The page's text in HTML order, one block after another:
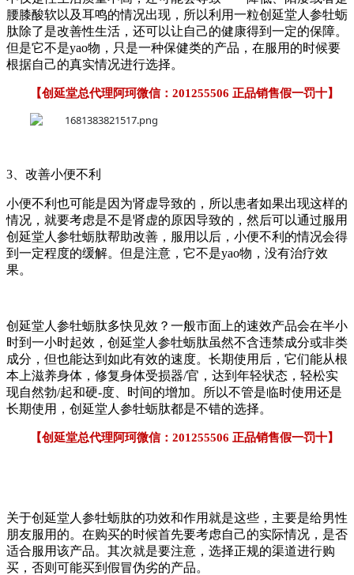
腰膝酸软以及耳鸣的情况出现，所以利用一粒创延堂人参牡蛎
肽除了是改善性生活，还可以让自己的健康得到一定的保障。
但是它不是yao物，只是一种保健类的产品，在服用的时候要
根据自己的真实情况进行选择。
【创延堂总代理阿珂微信：201255506 正品销售假一罚十】
3、改善小便不利
小便不利也可能是因为肾虚导致的，所以患者如果出现这样的
情况，就要考虑是不是肾虚的原因导致的，然后可以通过服用
创延堂人参牡蛎肽帮助改善，服用以后，小便不利的情况会得
到一定程度的缓解。但是注意，它不是yao物，没有治疗效
果。
创延堂人参牡蛎肽多快见效？一般市面上的速效产品会在半小
时到一小时起效，创延堂人参牡蛎肽虽然不含违禁成分或非类
成分，但也能达到如此有效的速度。长期使用后，它们能从根
本上滋养身体，修复身体受损器/官，达到年轻状态，轻松实
现自然勃/起和硬-度、时间的增加。所以不管是临时使用还是
长期使用，创延堂人参牡蛎肽都是不错的选择。
【创延堂总代理阿珂微信：201255506 正品销售假一罚十】
关于创延堂人参牡蛎肽的功效和作用就是这些，主要是给男性
朋友服用的。在购买的时候首先要考虑自己的实际情况，是否
适合服用该产品。其次就是要注意，选择正规的渠道进行购
买，否则可能买到假冒伪劣的产品。